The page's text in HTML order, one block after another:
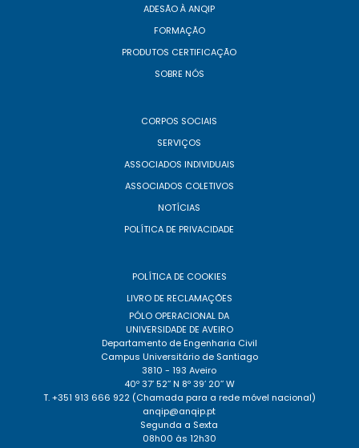
ADESÃO À ANQIP
FORMAÇÃO
PRODUTOS CERTIFICAÇÃO
SOBRE NÓS
CORPOS SOCIAIS
SERVIÇOS
ASSOCIADOS INDIVIDUAIS
ASSOCIADOS COLETIVOS
NOTÍCIAS
POLÍTICA DE PRIVACIDADE
POLÍTICA DE COOKIES
LIVRO DE RECLAMAÇÕES
PÓLO OPERACIONAL DA
UNIVERSIDADE DE AVEIRO
Departamento de Engenharia Civil
Campus Universitário de Santiago
3810 - 193 Aveiro
40º 37’ 52’’ N 8º 39’ 20’’ W
T. +351 913 666 922 (Chamada para a rede móvel nacional)
anqip@anqip.pt
Segunda a Sexta
08h00 às 12h30